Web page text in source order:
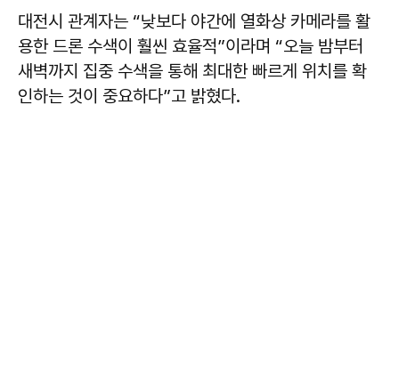
대전시 관계자는 “낮보다 야간에 열화상 카메라를 활
용한 드론 수색이 훨씬 효율적”이라며 “오늘 밤부터
새벽까지 집중 수색을 통해 최대한 빠르게 위치를 확
인하는 것이 중요하다”고 밝혔다.